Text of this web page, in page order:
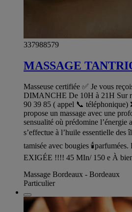
337988579
MASSAGE
Masseuse certifiée ✅ Je vous
DIMANCHE De 10H à 21H Sur
90 39 85 ( appel 📞 téléphonique)
propose un massage avec une
sensualité où prédomine l’énergie
s’effectue à l’huile essentielle
tamisée avec bougies
EXIGÉE !!!! 45 MIn/ 150 e À
Massage Bordeaux - Bordeaux
Particulier